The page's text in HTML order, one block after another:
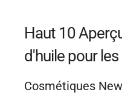
Haut 10
d'huile pour
Cosmétiques